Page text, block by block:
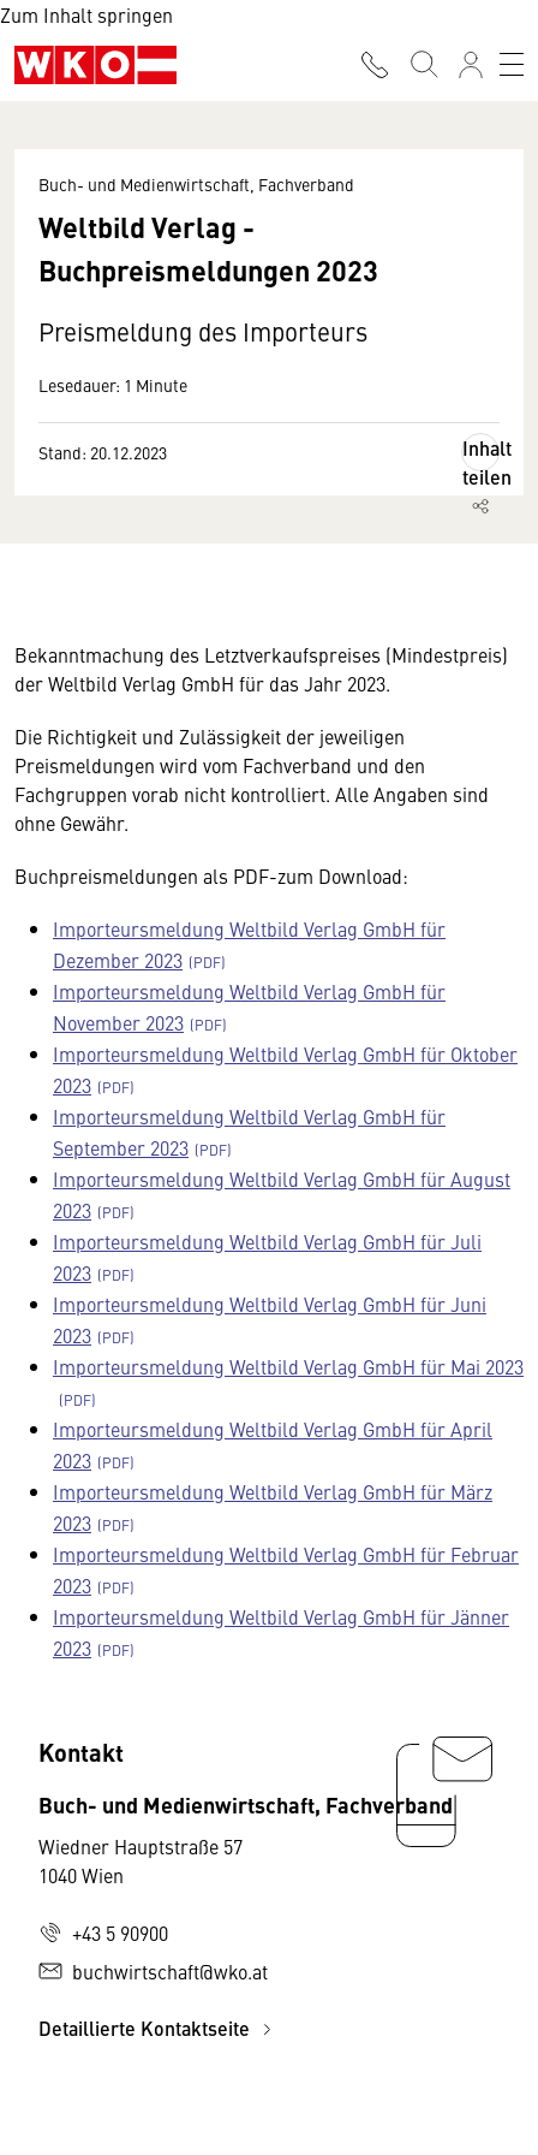
Zum Inhalt springen
Buch- und Medienwirtschaft, Fachverband
Weltbild Verlag -
Buchpreismeldungen 2023
Preismeldung des Importeurs
Lesedauer: 1 Minute
Stand: 20.12.2023
Inhalt
teilen
Bekanntmachung des Letztverkaufspreises (Mindestpreis)
der Weltbild Verlag GmbH für das Jahr 2023.
Die Richtigkeit und Zulässigkeit der jeweiligen
Preismeldungen wird vom Fachverband und den
Fachgruppen vorab nicht kontrolliert. Alle Angaben sind
ohne Gewähr.
Buchpreismeldungen als PDF-zum Download:
Importeursmeldung Weltbild Verlag GmbH für
Dezember 2023
Importeursmeldung Weltbild Verlag GmbH für
November 2023
Importeursmeldung Weltbild Verlag GmbH für Oktober
2023
Importeursmeldung Weltbild Verlag GmbH für
September 2023
Importeursmeldung Weltbild Verlag GmbH für August
2023
Importeursmeldung Weltbild Verlag GmbH für Juli
2023
Importeursmeldung Weltbild Verlag GmbH für Juni
2023
Importeursmeldung Weltbild Verlag GmbH für Mai 2023
Importeursmeldung Weltbild Verlag GmbH für April
2023
Importeursmeldung Weltbild Verlag GmbH für März
2023
Importeursmeldung Weltbild Verlag GmbH für Februar
2023
Importeursmeldung Weltbild Verlag GmbH für Jänner
2023
Kontakt
Buch- und Medienwirtschaft, Fachverband
Wiedner Hauptstraße 57
1040 Wien
+43 5 90900
buchwirtschaft@wko.at
Detaillierte Kontaktseite